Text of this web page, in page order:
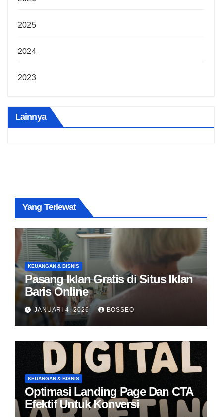
2025
2024
2023
Lainnya
Yang Terlewat
KEUANGAN & BISNIS
Pasang Iklan Gratis di Situs Iklan
Baris Online
JANUARI 4, 2026 BOSSEO
KEUANGAN & BISNIS
Optimasi Landing Page Dan CTA
Efektif Untuk Konversi